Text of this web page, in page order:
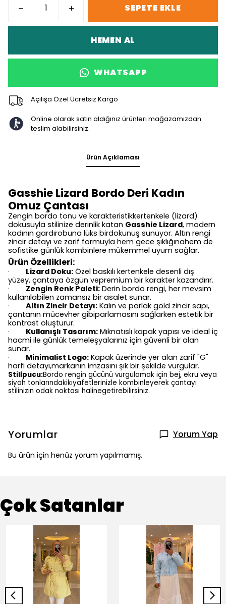
SEPETE EKLE
HEMEN AL
WHATSAPP
Açılışa Özel Ücretsiz Kargo
Online olarak satın aldığınız ürünleri mağazamızdan
teslim alabilirsiniz.
Ürün Açıklaması
Gasshie Lizard Bordo Deri Kadın
Omuz Çantası
Zengin bordo tonu ve karakteristikkertenkele (lizard)
dokusuyla stilinize derinlik katan Gasshie Lizard, modern
kadının gardırobuna lüks birdokunuş sunuyor. Altın rengi
zincir detayı ve zarif formuyla hem gece şıklığınahem de
sofistike günlük kombinlere mükemmel uyum sağlar.
Ürün Özellikleri:
· Lizard Doku: Özel baskılı kertenkele desenli dış
yüzey, çantaya özgün vepremium bir karakter kazandırır.
· Zengin Renk Paleti: Derin bordo rengi, her mevsim
kullanılabilen zamansız bir asalet sunar.
· Altın Zincir Detayı: Kalın ve parlak gold zincir sapı,
çantanın mücevher gibiparlamasını sağlarken estetik bir
kontrast oluşturur.
· Kullanışlı Tasarım: Mıknatıslı kapak yapısı ve ideal iç
hacmi ile günlük temeleşyalarınız için güvenli bir alan
sunar.
· Minimalist Logo: Kapak üzerinde yer alan zarif "G"
harfi detayı,markanın imzasını şık bir şekilde vurgular.
Stilİpucu:Bordo rengin gücünü vurgulamak için bej, ekru veya
siyah tonlarındakikıyafetlerinizle kombinleyerek çantayı
stilinizin odak noktası halinegetirebilirsiniz.
Yorumlar Yorum Yap
Bu ürün için henüz yorum yapılmamış.
Çok Satanlar